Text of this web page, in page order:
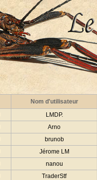
Nom d'utilisateur
LMDP.
Arno
brunob
Jérome LM
nanou
TraderStf